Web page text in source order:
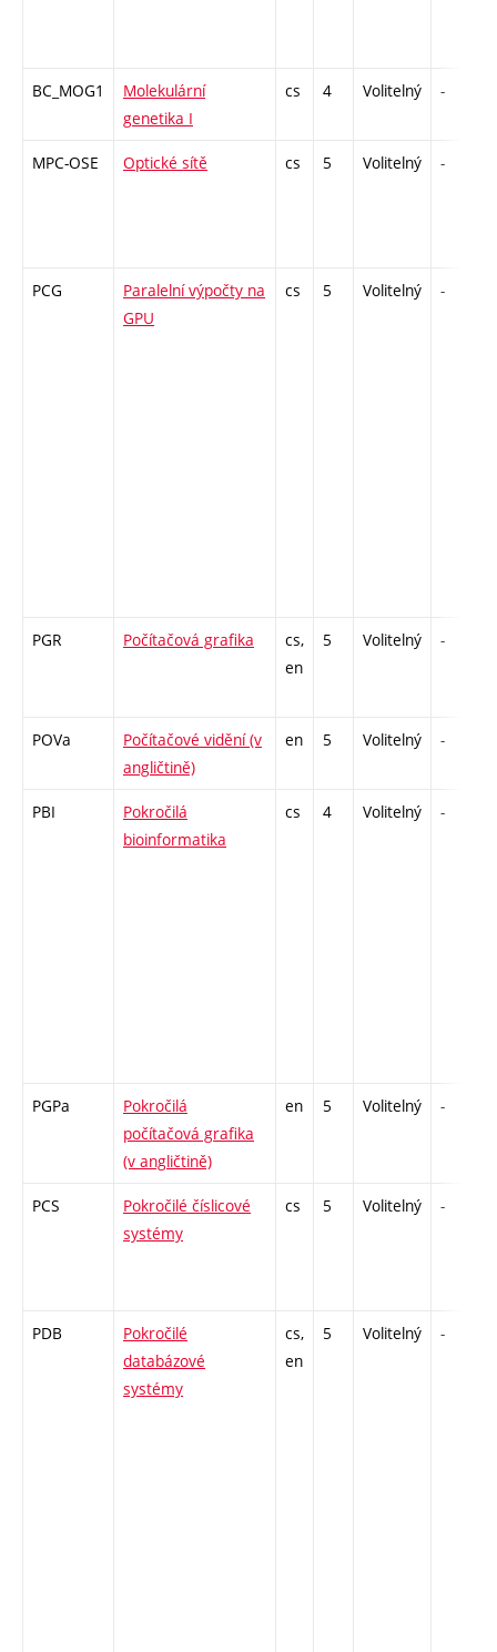
BC_MOG1
Molekulární
genetika I
cs 4 Volitelný -
MPC-OSE Optické sítě cs 5 Volitelný -
PCG
Paralelní výpočty na
GPU
cs 5 Volitelný -
PGR Počítačová grafika
cs,
en
5 Volitelný -
POVa
Počítačové vidění (v
angličtině)
en 5 Volitelný -
PBI
Pokročilá
bioinformatika
cs 4 Volitelný -
PGPa
Pokročilá
počítačová grafika
(v angličtině)
en 5 Volitelný -
PCS
Pokročilé číslicové
systémy
cs 5 Volitelný -
PDB
Pokročilé
databázové
systémy
cs,
en
5 Volitelný -